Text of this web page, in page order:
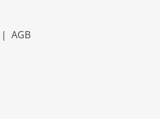
|AGB